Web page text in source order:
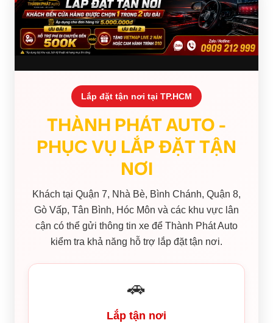
Lắp đặt tận nơi tại TP.HCM
THÀNH PHÁT AUTO -
PHỤC VỤ LẮP ĐẶT TẬN
NƠI
Khách tại Quận 7, Nhà Bè, Bình Chánh, Quận 8,
Gò Vấp, Tân Bình, Hóc Môn và các khu vực lân
cận có thể gửi thông tin xe để Thành Phát Auto
kiểm tra khả năng hỗ trợ lắp đặt tận nơi.
🚗
Lắp tận nơi